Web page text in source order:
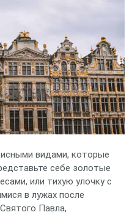
видами, которые
себе золотые
или тихую улочку с
в лужах после
Павла,